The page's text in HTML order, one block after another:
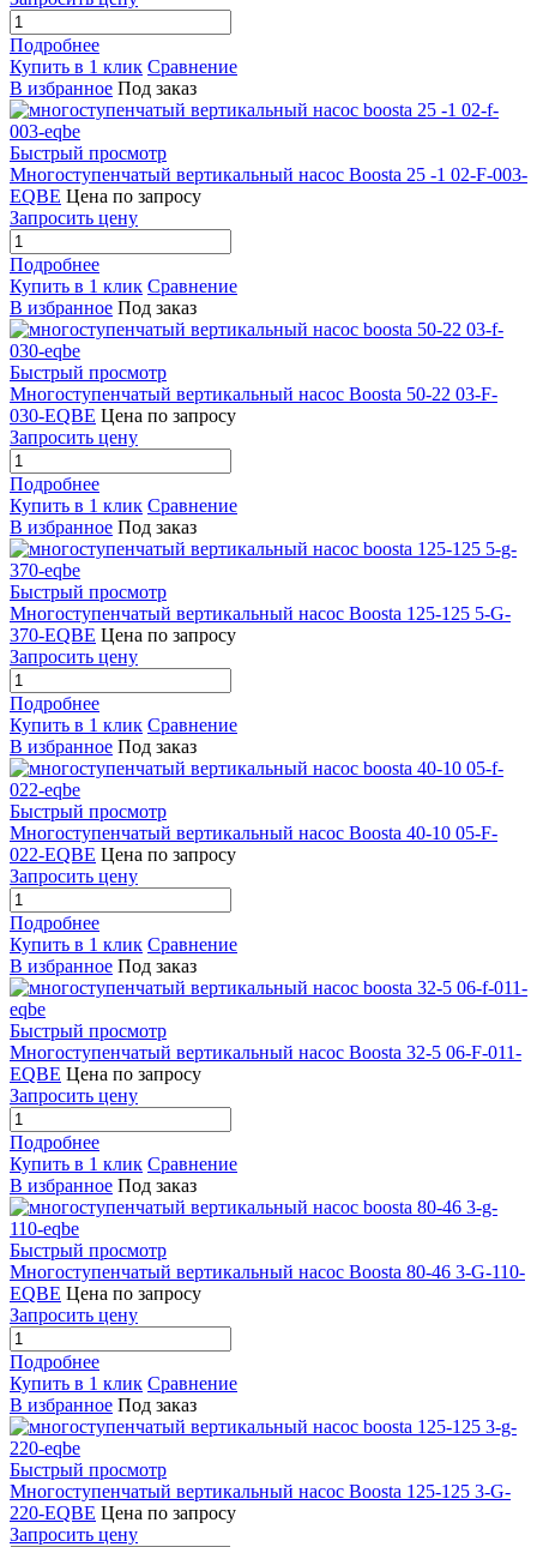
Подробнее
Купить в 1 клик Сравнение
В избранное Под заказ
Быстрый просмотр
Многоступенчатый вертикальный насос Boosta 25 -1 02-F-003-
EQBE Цена по запросу
Запросить цену
Подробнее
Купить в 1 клик Сравнение
В избранное Под заказ
Быстрый просмотр
Многоступенчатый вертикальный насос Boosta 50-22 03-F-
030-EQBE Цена по запросу
Запросить цену
Подробнее
Купить в 1 клик Сравнение
В избранное Под заказ
Быстрый просмотр
Многоступенчатый вертикальный насос Boosta 125-125 5-G-
370-EQBE Цена по запросу
Запросить цену
Подробнее
Купить в 1 клик Сравнение
В избранное Под заказ
Быстрый просмотр
Многоступенчатый вертикальный насос Boosta 40-10 05-F-
022-EQBE Цена по запросу
Запросить цену
Подробнее
Купить в 1 клик Сравнение
В избранное Под заказ
Быстрый просмотр
Многоступенчатый вертикальный насос Boosta 32-5 06-F-011-
EQBE Цена по запросу
Запросить цену
Подробнее
Купить в 1 клик Сравнение
В избранное Под заказ
Быстрый просмотр
Многоступенчатый вертикальный насос Boosta 80-46 3-G-110-
EQBE Цена по запросу
Запросить цену
Подробнее
Купить в 1 клик Сравнение
В избранное Под заказ
Быстрый просмотр
Многоступенчатый вертикальный насос Boosta 125-125 3-G-
220-EQBE Цена по запросу
Запросить цену